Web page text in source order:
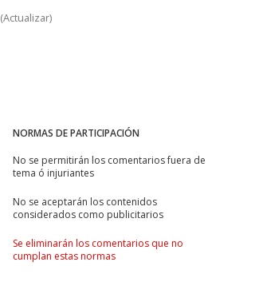
(Actualizar)
NORMAS DE PARTICIPACIÓN
No se permitirán los comentarios fuera de
tema ó injuriantes
No se aceptarán los contenidos
considerados como publicitarios
Se eliminarán los comentarios que no
cumplan estas normas